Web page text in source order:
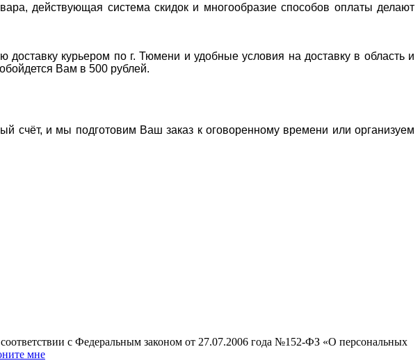
действующая система скидок и многообразие способов оплаты делают
курьером по г. Тюмени и удобные условия на доставку в область и
Вам в 500 рублей.
счёт, и мы подготовим Ваш заказ к оговоренному времени или организуем
с Федеральным законом от 27.07.2006 года №152-ФЗ «О персональных
мне